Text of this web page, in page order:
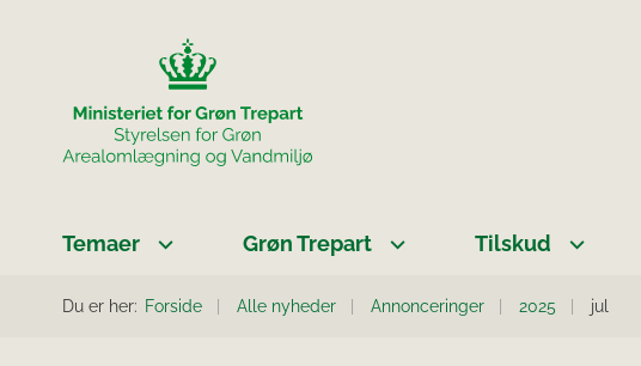
Temaer Grøn Trepart Tilskud
Du er her: Forside Alle nyheder Annonceringer 2025 jul